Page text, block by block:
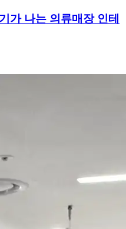
가 나는 의류매장 인테